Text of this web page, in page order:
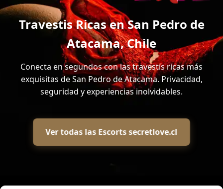
Travestis Ricas en San Pedro de
Atacama, Chile
Conecta en segundos con las travestis ricas más
exquisitas de San Pedro de Atacama. Privacidad,
seguridad y experiencias inolvidables.
Ver todas las Escorts secretlove.cl